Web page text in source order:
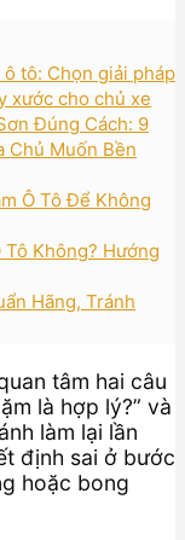
tô: Chọn giải pháp
xước cho chủ xe
Đúng Cách: 9
Chủ Muốn Bền
Ô Tô Để Không
Không? Hướng
Hãng, Tránh
tâm hai câu
là hợp lý?” và
làm lại lần
định sai ở bước
hoặc bong